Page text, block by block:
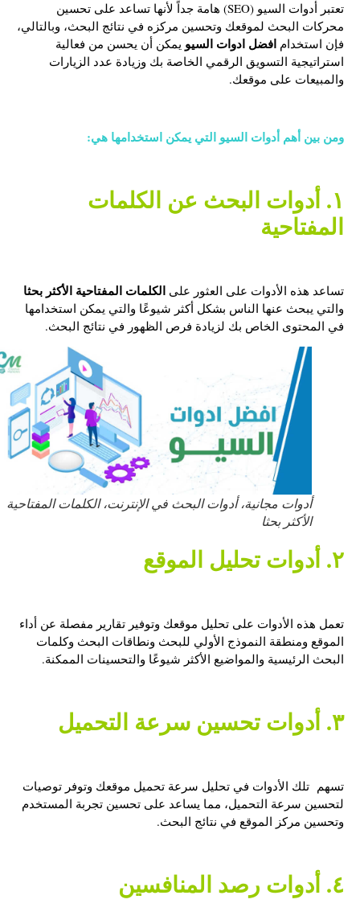
تعتبر أدوات السيو (SEO) هامة جداً لأنها تساعد على تحسين
محركات البحث لموقعك وتحسين مركزه في نتائج البحث، وبالتالي،
فإن استخدامافضل ادوات السيويمكن أن يحسن من فعالية
استراتيجية التسويق الرقمي الخاصة بك وزيادة عدد الزيارات
والمبيعات على موقعك.
ومن بين أهم أدوات السيو التي يمكن استخدامها هي:
١. أدوات البحث عن الكلمات
المفتاحية
تساعد هذه الأدوات على العثور علىالكلمات المفتاحية الأكثر بحثا
والتي يبحث عنها الناس بشكل أكثر شيوعًا والتي يمكن استخدامها
في المحتوى الخاص بك لزيادة فرص الظهور في نتائج البحث.
أدوات مجانية، أدوات البحث في الإنترنت، الكلمات المفتاحية
الأكثر بحثا
تعمل هذه الأدوات على تحليل موقعك وتوفير تقارير مفصلة عن أداء
الموقع ومنطقة النموذج الأولي للبحث ونطاقات البحث وكلمات
البحث الرئيسية والمواضيع الأكثر شيوعًا والتحسينات الممكنة.
تسهم تلك الأدوات في تحليل سرعة تحميل موقعك وتوفر توصيات
لتحسين سرعة التحميل، مما يساعد على تحسين تجربة المستخدم
وتحسين مركز الموقع في نتائج البحث.